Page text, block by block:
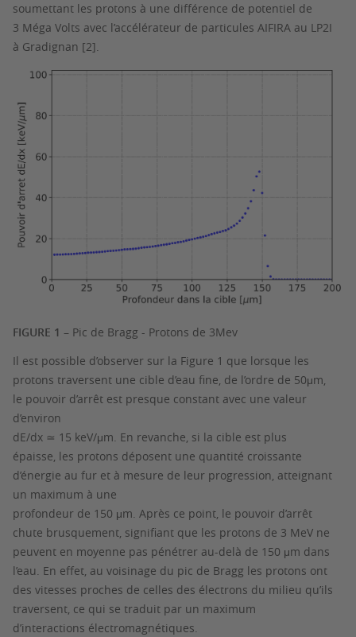
soumettant les protons à une différence de potentiel de
3 Méga Volts avec l’accélérateur de particules AIFIRA au LP2I
à Gradignan [2].
FIGURE 1 – Pic de Bragg - Protons de 3Mev
Il est possible d’observer sur la Figure 1 que lorsque les
protons traversent une cible d’eau fine, de l’ordre de 50μm,
le pouvoir d’arrêt est presque constant avec une valeur
d’environ
dE/dx ≃ 15 keV/μm. En revanche, si la cible est plus
épaisse, les protons déposent une quantité croissante
d’énergie au fur et à mesure de leur progression, atteignant
un maximum à une
profondeur de 150 μm. Après ce point, le pouvoir d’arrêt
chute brusquement, signifiant que les protons de 3 MeV ne
peuvent en moyenne pas pénétrer au-delà de 150 μm dans
l’eau. En effet, au voisinage du pic de Bragg les protons ont
des vitesses proches de celles des électrons du milieu qu’ils
traversent, ce qui se traduit par un maximum
d’interactions électromagnétiques.